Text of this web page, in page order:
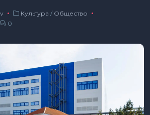
Культура / Общество
0